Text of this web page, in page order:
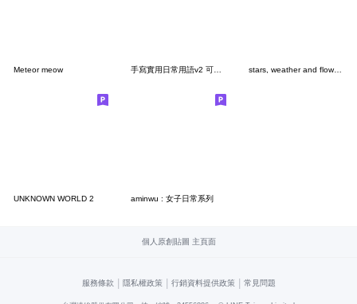
Meteor meow 手寫實用日常用語v2 可以不打字 就不打字 stars, weather and flowers
UNKNOWN WORLD 2 aminwu : 女子日常系列
個人原創貼圖 主頁面
服務條款 | 隱私權政策 | 行銷資料提供政策 | 常見問題